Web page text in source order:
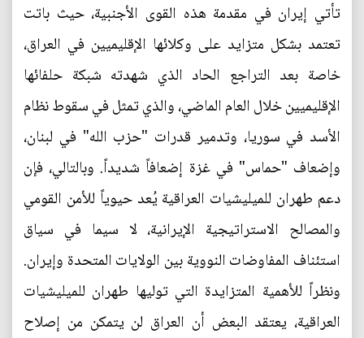
تأتي إيران في مقدمة هذه القوى الأجنبية، حيث باتت
تعتمد بشكل متزايد على وكلائها الإقليميين في العراق،
خاصة بعد التراجع الحاد الذي شهدته شبكة حلفائها
الإقليميين خلال العام الماضي، والذي تمثل في سقوط نظام
الأسد في سوريا، وتدمير قدرات "حزب الله" في لبنان،
وإضعاف "حماس" في غزة إضعافاً شديداً. وبالتالي، فإن
دعم طهران للميليشيات العراقية يُعد حيوياً للأمن القومي
والمصالح الاستراتيجية الإيرانية، لا سيما في سياق
استئناف المفاوضات النووية بين الولايات المتحدة وإيران.
ونظراً للأهمية المتزايدة التي توليها طهران للميليشيات
العراقية، يعتقد البعض أن العراق لن يتمكن من إصلاح